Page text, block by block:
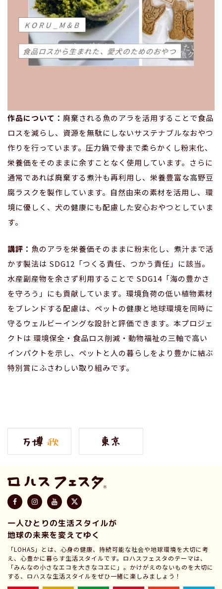
作品について： 廃棄される魚のアラを活用することで食品
ロスを減らし、資源を無駄にしないサステナブルなおやつ
作りを行っています。圧力鍋で骨まで柔らかくし粉末化、
栄養価をそのままに余すことなく使用しています。さらに
通常であれば廃棄する煮汁も再利用し、栄養豊富な高野豆
腐ラスクを製作しています。自然由来の素材を活用し、環
境に優しく、犬の健康にも配慮した安心おやつとしていま
す。
講評： 魚のアラを栄養価そのままに粉末化し、煮汁まで活
かす製法は SDG12「つくる責任、つかう責任」に該当。
水産副産物を余さず利用することで SDG14「海の豊かさ
を守ろう」にも貢献しています。環境負荷の低い植物素材
をブレンドする配慮は、ペットの健康と地球環境を同時に
守るウェルビーイングな設計と評価できます。本プロジェ
クトは 環境保全・食品ロス削減・動物福祉の三軸で高い
インパクトを示し、ペットと人の暮らしをより豊かに結ぶ
特別賞にふさわしい取り組みです。
一人ひとりの生活スタイルが
地球の未来を変えてゆく
「LOHAS」とは、心身の健康、持続可能な社会や地球環境を大切に考
え、心豊かに暮らす生活スタイルです。ロハスフェスタのテーマは、
「みんなの小さなエコを大きなコエに」。かけがえのないものを大切に
する、ロハスな生活スタイルをぜひ一緒に楽しみましょう！